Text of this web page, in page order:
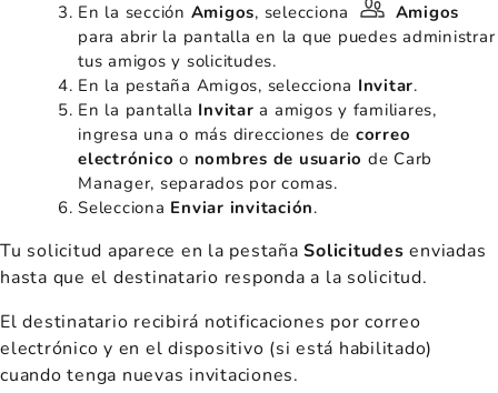
En la sección Amigos, selecciona
Amigos
para abrir la pantalla en la que puedes administrar
tus amigos y solicitudes.
En la pestaña Amigos, selecciona Invitar.
En la pantalla Invitar a amigos y familiares,
ingresa una o más direcciones de correo
electrónico o nombres de usuario de Carb
Manager, separados por comas.
Selecciona Enviar invitación.
Tu solicitud aparece en la pestañaSolicitudes enviadas
hasta que el destinatario responda a la solicitud.
El destinatario recibirá notificaciones por correo
electrónico y en el dispositivo (si está habilitado)
cuando tenga nuevas invitaciones.